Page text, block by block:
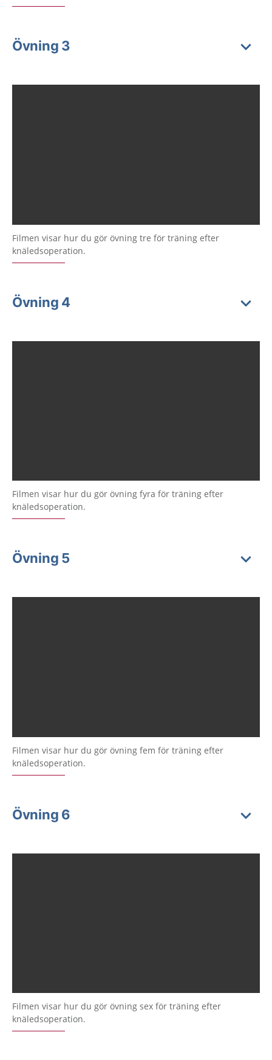
Övning 3
Filmen visar hur du gör övning tre för träning efter
knäledsoperation.
Övning 4
Filmen visar hur du gör övning fyra för träning efter
knäledsoperation.
Övning 5
Filmen visar hur du gör övning fem för träning efter
knäledsoperation.
Övning 6
Filmen visar hur du gör övning sex för träning efter
knäledsoperation.